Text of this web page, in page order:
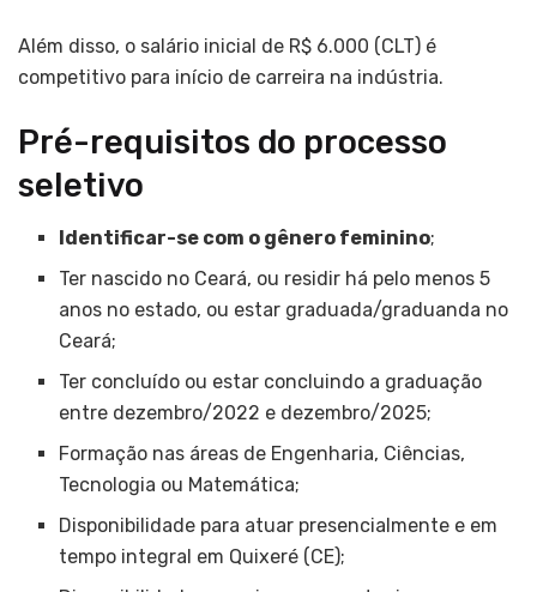
Além disso, o salário inicial de R$ 6.000 (CLT) é
competitivo para início de carreira na indústria.
Pré-requisitos do processo
seletivo
Identificar-se com o gênero feminino;
Ter nascido no Ceará, ou residir há pelo menos 5
anos no estado, ou estar graduada/graduanda no
Ceará;
Ter concluído ou estar concluindo a graduação
entre dezembro/2022 e dezembro/2025;
Formação nas áreas de Engenharia, Ciências,
Tecnologia ou Matemática;
Disponibilidade para atuar presencialmente e em
tempo integral em Quixeré (CE);